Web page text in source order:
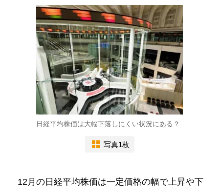
日経平均株価は大幅下落しにくい状況にある？
写真1枚
12月の日経平均株価は一定価格の幅で上昇や下